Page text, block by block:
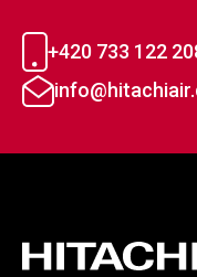
+420 733 122